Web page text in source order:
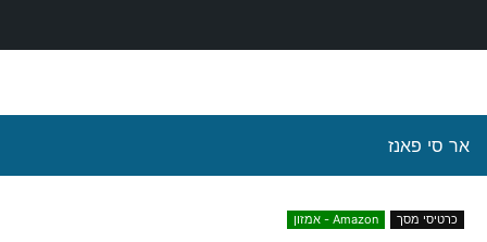
אר סי פאנז
כרטיסי מסך Amazon - אמזון